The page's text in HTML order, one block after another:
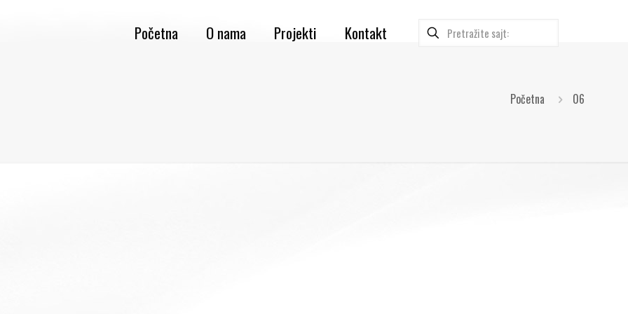
Početna O nama Projekti Kontakt
Početna 06